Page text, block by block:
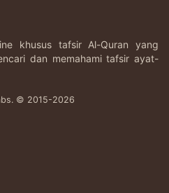
khusus tafsir Al-Quran yang
dan memahami tafsir ayat-
© 2015-2026